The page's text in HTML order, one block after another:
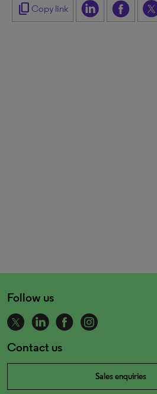
content_copy Copy link
Follow us
Contact us
Sales enquiries